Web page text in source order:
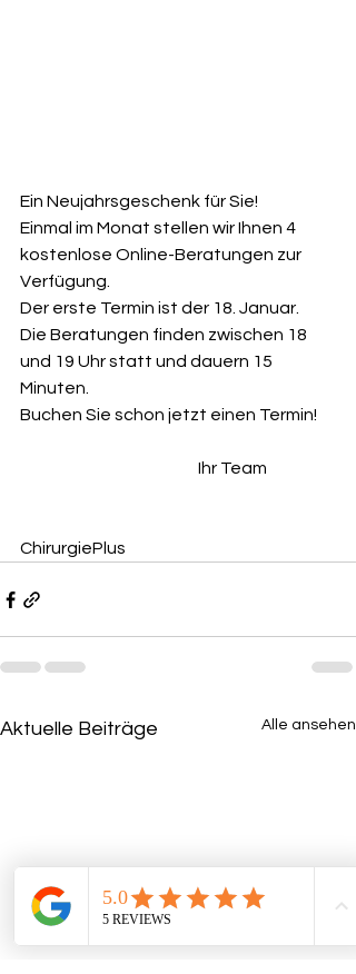
Ein Neujahrsgeschenk für Sie!
Einmal im Monat stellen wir Ihnen 4
kostenlose Online-Beratungen zur
Verfügung.
Der erste Termin ist der 18. Januar.
Die Beratungen finden zwischen 18
und 19 Uhr statt und dauern 15
Minuten.
Buchen Sie schon jetzt einen Termin!
				Ihr Team
ChirurgiePlus
Aktuelle Beiträge Alle ansehen